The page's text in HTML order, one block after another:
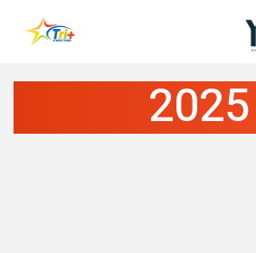
Button used only for devices